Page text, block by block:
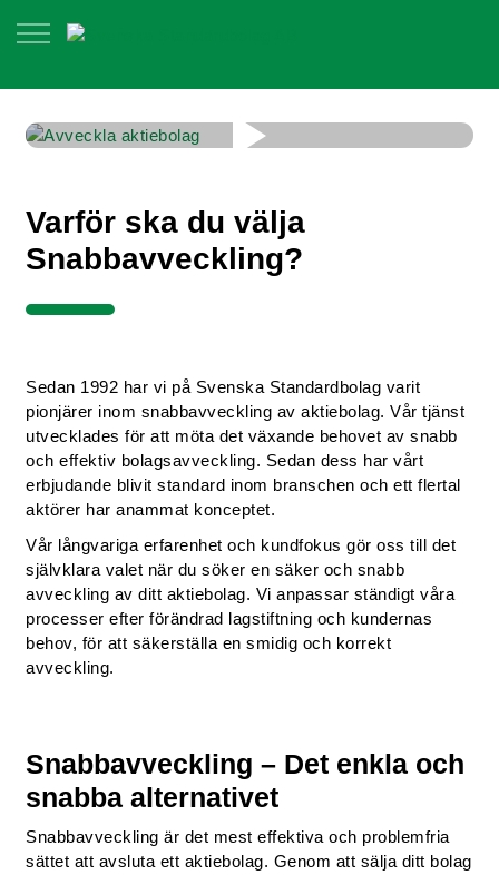
Varför ska du välja
Snabbavveckling?
Sedan 1992 har vi på Svenska Standardbolag varit
pionjärer inom snabbavveckling av aktiebolag. Vår tjänst
utvecklades för att möta det växande behovet av snabb
och effektiv bolagsavveckling. Sedan dess har vårt
erbjudande blivit standard inom branschen och ett flertal
aktörer har anammat konceptet.
Vår långvariga erfarenhet och kundfokus gör oss till det
självklara valet när du söker en säker och snabb
avveckling av ditt aktiebolag. Vi anpassar ständigt våra
processer efter förändrad lagstiftning och kundernas
behov, för att säkerställa en smidig och korrekt
avveckling.
Snabbavveckling – Det enkla och
snabba alternativet
Snabbavveckling är det mest effektiva och problemfria
sättet att avsluta ett aktiebolag. Genom att sälja ditt bolag